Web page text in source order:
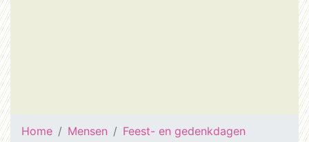
Home Mensen
Feest- en gedenkdagen